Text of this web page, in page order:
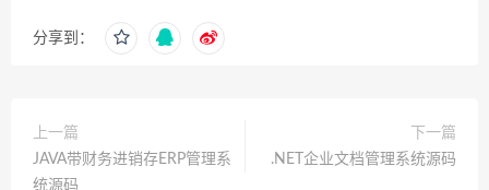
分享到：
上一篇
JAVA带财务进销存ERP管理系
统源码
下一篇
.NET企业文档管理系统源码